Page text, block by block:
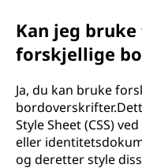
Kan jeg
forskjellige
Ja, du kan bruke
Style Sheet (CSS)
eller
og deretter style